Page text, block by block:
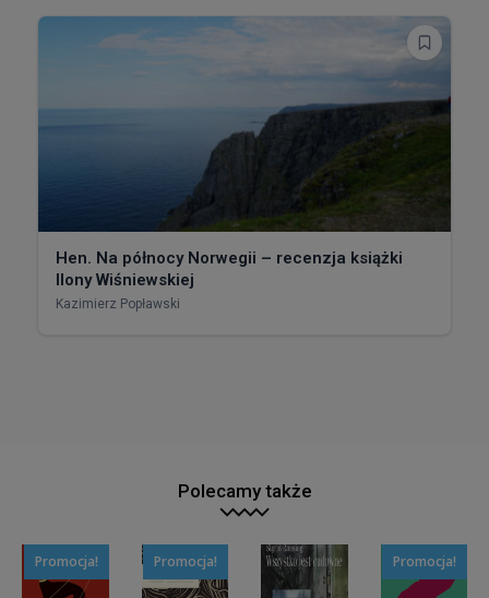
Hen. Na północy Norwegii – recenzja książki
Ilony Wiśniewskiej
Kazimierz Popławski
Polecamy także
Promocja! Promocja! Promocja!